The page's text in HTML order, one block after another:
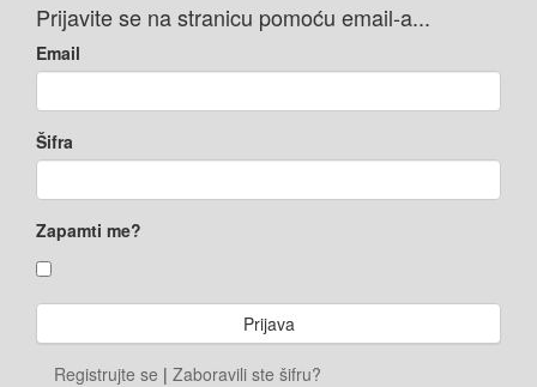
Prijavite se na stranicu pomoću email-a...
Email
Šifra
Zapamti me?
Registrujte se | Zaboravili ste šifru?